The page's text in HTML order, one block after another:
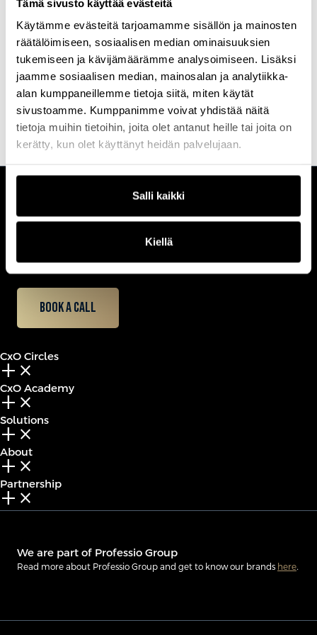
Tämä sivusto käyttää evästeitä
Käytämme evästeitä tarjoamamme sisällön ja mainosten
räätälöimiseen, sosiaalisen median ominaisuuksien
tukemiseen ja kävijämäärämme analysoimiseen. Lisäksi
jaamme sosiaalisen median, mainosalan ja analytiikka-
alan kumppaneillemme tietoja siitä, miten käytät
sivustoamme. Kumppanimme voivat yhdistää näitä
tietoja muihin tietoihin, joita olet antanut heille tai joita on
kerätty, kun olet käyttänyt heidän palvelujaan.
Salli kaikki
Kiellä
Mikko on Kauppatieteiden tohtori (Rahoitus) Aalto-yliopiston
monipuolisia kokemuksia data-analytiikan tehtävistä muun
muassa Elisalla, Kamuxilla, PwC:llä ja Nordealla.
Keilaranta 1 A, 02150 Espoo
Book a call
CxO Circles
add_2 close
CxO Academy
add_2 close
Solutions
add_2 close
About
add_2 close
Partnership
add_2 close
We are part of Professio Group
Read more about Professio Group and get to know our brands here.